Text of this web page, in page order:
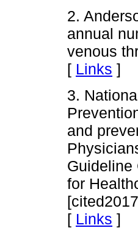
2.
annual
venous
[ Links ]
3.
and
Guideline
for
[ Links ]